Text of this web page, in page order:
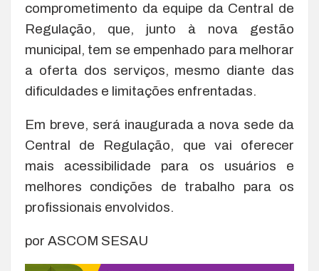
comprometimento da equipe da Central de
Regulação, que, junto à nova gestão
municipal, tem se empenhado para melhorar
a oferta dos serviços, mesmo diante das
dificuldades e limitações enfrentadas.
Em breve, será inaugurada a nova sede da
Central de Regulação, que vai oferecer
mais acessibilidade para os usuários e
melhores condições de trabalho para os
profissionais envolvidos.
por ASCOM SESAU